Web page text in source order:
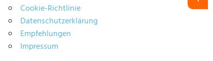
Cookie-Richtlinie
Datenschutzerklärung
Empfehlungen
Impressum